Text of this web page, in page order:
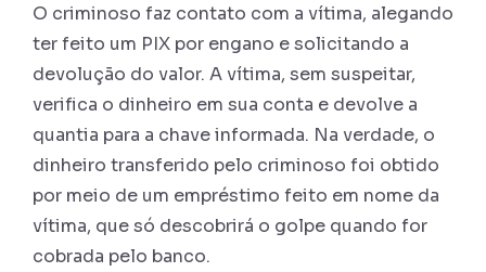
O criminoso faz contato com a vítima, alegando
ter feito um PIX por engano e solicitando a
devolução do valor. A vítima, sem suspeitar,
verifica o dinheiro em sua conta e devolve a
quantia para a chave informada. Na verdade, o
dinheiro transferido pelo criminoso foi obtido
por meio de um empréstimo feito em nome da
vítima, que só descobrirá o golpe quando for
cobrada pelo banco.